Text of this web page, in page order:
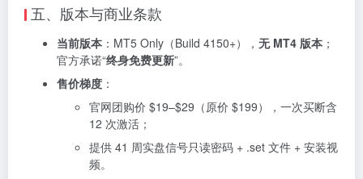
五、版本与商业条款
当前版本 ：MT5 Only（Build 4150+）， 无 MT4 版本 ；
官方承诺“终身免费更新”。
售价梯度 ：
官网团购价 $19–$29（原价 $199），一次买断含
12 次激活；
提供 41 周实盘信号只读密码 + .set 文件 + 安装视
频。